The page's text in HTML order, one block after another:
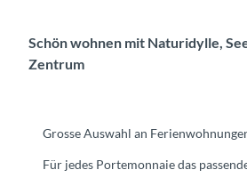
Schön wohnen mit Naturidylle,
Zentrum
Grosse Auswahl an
Für jedes Portemonnaie das